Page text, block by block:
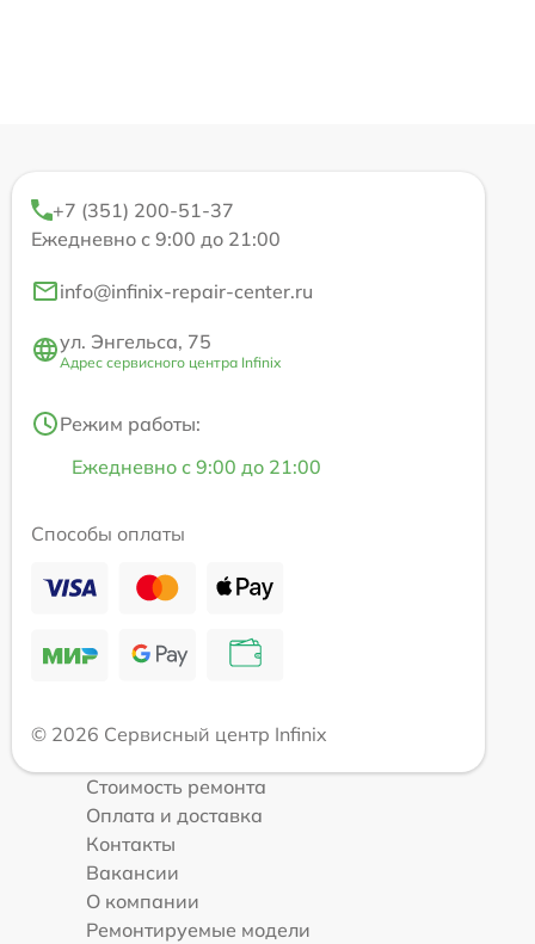
+7 (351) 200-51-37
Ежедневно с 9:00 до 21:00
info@infinix-repair-center.ru
ул. Энгельса, 75
Адрес сервисного центра Infinix
Режим работы:
Ежедневно с 9:00 до 21:00
Способы оплаты
© 2026 Сервисный центр Infinix
Стоимость ремонта
Оплата и доставка
Контакты
Вакансии
О компании
Ремонтируемые модели